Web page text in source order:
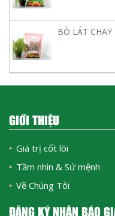
BÒ LÁT CHAY
GIỚI THIỆU
Giá trị cốt lõi
Tầm nhìn & Sứ mệnh
Về Chúng Tôi
ĐĂNG KÝ NHẬN BÁO